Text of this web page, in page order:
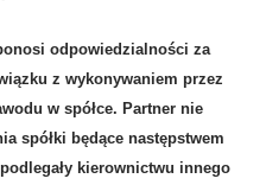
odpowiedzialności za
z wykonywaniem przez
w spółce. Partner nie
spółki będące następstwem
kierownictwu innego